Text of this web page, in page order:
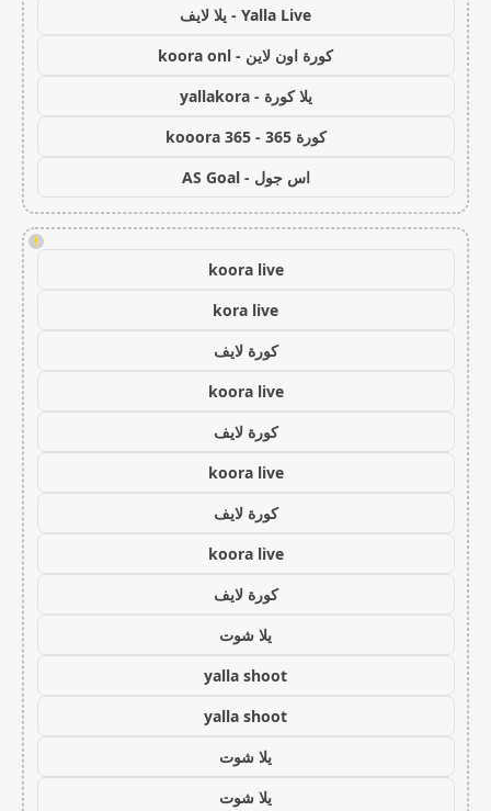
Yalla Live - يلا لايف
كورة اون لاين - koora onl
يلا كورة - yallakora
كورة 365 - kooora 365
اس جول - AS Goal
!
koora live
kora live
كورة لايف
koora live
كورة لايف
koora live
كورة لايف
koora live
كورة لايف
يلا شوت
yalla shoot
yalla shoot
يلا شوت
يلا شوت